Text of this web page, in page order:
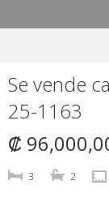
Se vende
25-1163
₡
3 2